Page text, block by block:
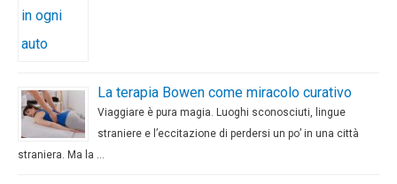
La terapia Bowen come miracolo curativo
Viaggiare è pura magia. Luoghi sconosciuti, lingue
straniere e l’eccitazione di perdersi un po’ in una città
straniera. Ma la …